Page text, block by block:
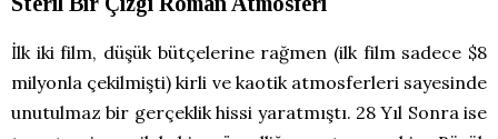
İlk iki film, düşük bütçelerine rağmen (ilk film sadece $8
milyonla çekilmişti) kirli ve kaotik atmosferleri sayesinde
unutulmaz bir gerçeklik hissi yaratmıştı. 28 Yıl Sonra ise